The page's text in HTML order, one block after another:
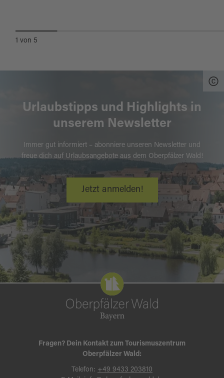
1 von 5
Urlaubstipps und Highlights in
unserem Newsletter
Immer gut informiert – abonniere unseren Newsletter und
freue dich auf Urlaubsangebote aus dem Oberpfälzer Wald!
Jetzt anmelden!
Fragen? Dein Kontakt zum Tourismuszentrum
Oberpfälzer Wald:
Telefon: +49 9433 203810